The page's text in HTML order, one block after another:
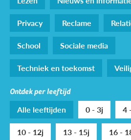
Privacy
Reclame
School
Sociale media
Techniek en toekomst
Ontdek per leeftijd
Alle leeftijden 0 - 3j 4
10 - 12j
13 - 15j 16 -